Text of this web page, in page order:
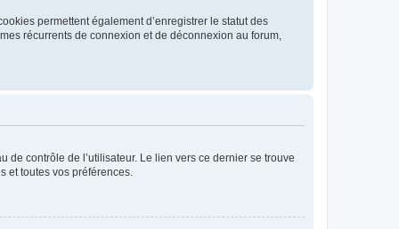
permettent également d’enregistrer le statut des
récurrents de connexion et de déconnexion au forum,
contrôle de l’utilisateur. Le lien vers ce dernier se trouve
et toutes vos préférences.